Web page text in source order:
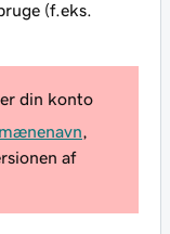
(f.eks.
din konto
af